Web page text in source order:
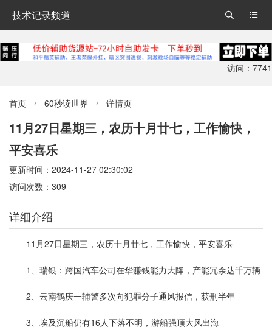
技术记录频道 

访问：7741
首页  60秒读世界  详情页
11月27日星期三，农历十月廿七，工作愉快，
平安喜乐
更新时间：2024-11-27 02:30:02
访问次数：309
详细介绍
11月27日星期三，农历十月廿七，工作愉快，平安喜乐
1、瑞银：跨国汽车公司在华赚钱能力大降，产能冗余达千万辆
2、云南鹤庆一辅警多次向犯罪分子通风报信，获刑半年
3、埃及沉船仍有16人下落不明，游船强顶大风出海